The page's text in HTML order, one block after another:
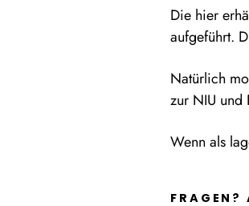
Die hier
aufgeführt.
Natürlich
zur NIU und
Wenn als
FRAGEN?